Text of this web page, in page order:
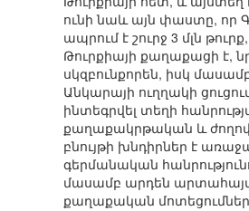
ունի նաև այն փաստը, որ
ապրում է շուրջ 3 մլն
Թուրքիայի քաղաքացի է,
սկզբունքորեն, իսկ
Անկարայի ուղղակի
ինտեգրվել տեղի
քաղաքակրթական և
բնույթի խնդիրներ է
գերմանական
մասամբ արդեն
քաղաքական